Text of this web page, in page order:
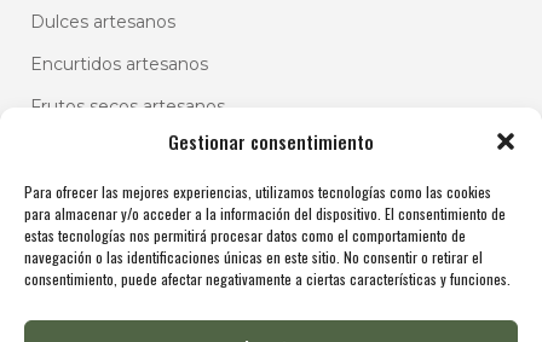
Gestionar consentimiento
Para ofrecer las mejores experiencias, utilizamos tecnologías como las cookies
para almacenar y/o acceder a la información del dispositivo. El consentimiento de
estas tecnologías nos permitirá procesar datos como el comportamiento de
navegación o las identificaciones únicas en este sitio. No consentir o retirar el
consentimiento, puede afectar negativamente a ciertas características y funciones.
Dulces artesanos
Encurtidos artesanos
Frutos secos artesanos
Patés vegetales artesanos
Salsas artesanales